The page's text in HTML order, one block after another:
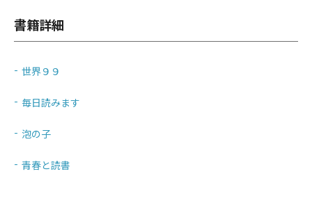
書籍詳細
世界９９
毎日読みます
泡の子
青春と読書